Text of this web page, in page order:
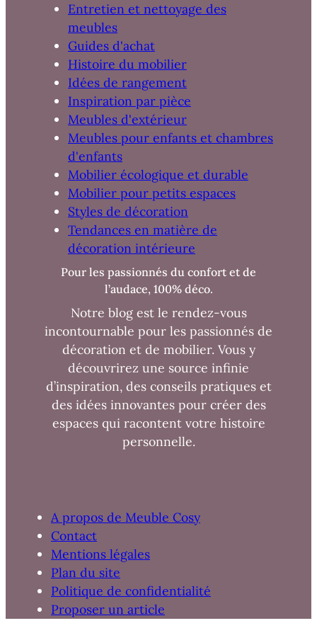
Entretien et nettoyage des
meubles
Guides d'achat
Histoire du mobilier
Idées de rangement
Inspiration par pièce
Meubles d'extérieur
Meubles pour enfants et chambres
d'enfants
Mobilier écologique et durable
Mobilier pour petits espaces
Styles de décoration
Tendances en matière de
décoration intérieure
Pour les passionnés du confort et de
l’audace, 100% déco.
Notre blog est le rendez-vous
incontournable pour les passionnés de
décoration et de mobilier. Vous y
découvrirez une source infinie
d’inspiration, des conseils pratiques et
des idées innovantes pour créer des
espaces qui racontent votre histoire
personnelle.
A propos de Meuble Cosy
Contact
Mentions légales
Plan du site
Politique de confidentialité
Proposer un article